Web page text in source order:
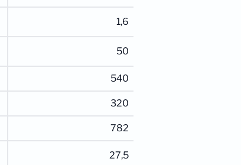
1,6
50
540
320
782
27,5